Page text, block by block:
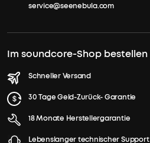
service@seenebula.com
Im soundcore-Shop bestellen
Schneller Versand
30 Tage Geld-Zurück- Garantie
18 Monate Herstellergarantie
Lebenslanger technischer Support